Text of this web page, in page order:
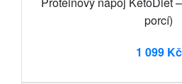
porcí)
1 099 Kč